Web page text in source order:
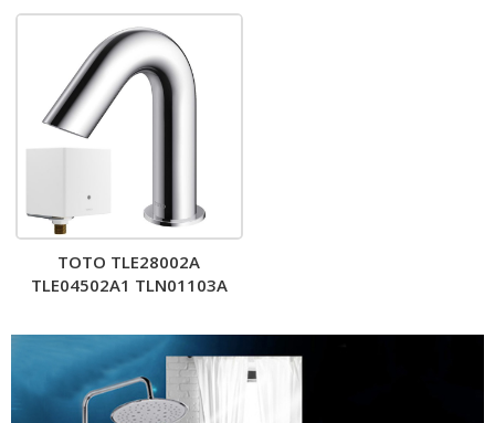
TOTO TLE28002A
TLE04502A1 TLN01103A
cảm ứng nóng lạnh